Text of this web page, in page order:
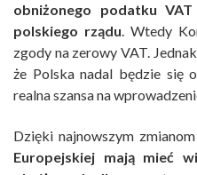
obniżonego podatku
polskiego rządu. Wtedy
zgody na zerowy VAT.
że Polska nadal będzie się
realna szansa na
Dzięki najnowszym zmianom
Europejskiej mają mieć